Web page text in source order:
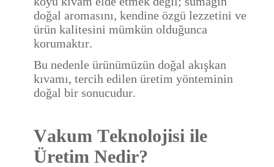
doğal aromasını, kendine özgü lezzetini ve
ürün kalitesini mümkün olduğunca
korumaktır.
Bu nedenle ürünümüzün doğal akışkan
kıvamı, tercih edilen üretim yönteminin
doğal bir sonucudur.
Vakum Teknolojisi ile
Üretim Nedir?